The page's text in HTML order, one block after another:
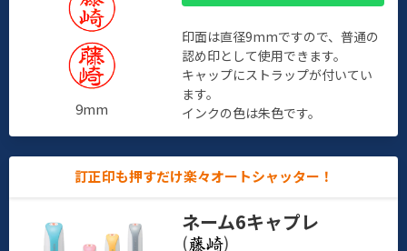
9mm
印面は直径9mmですので、普通の
認め印として使用できます。
キャップにストラップが付いてい
ます。
インクの色は朱色です。
訂正印も押すだけ楽々オートシャッター！
ネーム6キャプレ
(
)